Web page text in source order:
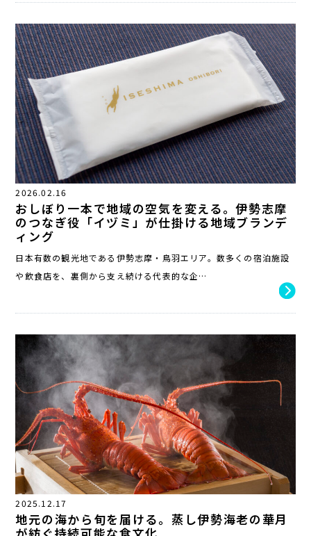
2026.02.16
おしぼり一本で地域の空気を変える。伊勢志摩
のつなぎ役「イヅミ」が仕掛ける地域ブランデ
ィング
日本有数の観光地である伊勢志摩・鳥羽エリア。数多くの宿泊施設
や飲食店を、裏側から支え続ける代表的な企…
2025.12.17
地元の海から旬を届ける。蒸し伊勢海老の華月